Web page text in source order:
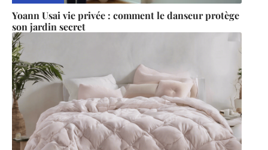
Yoann Usai vie privée : comment le danseur protège
son jardin secret